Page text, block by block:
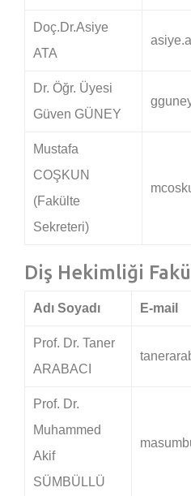
Doç.Dr.Asiye
ATA
Dr. Öğr. Üyesi
Güven GÜNEY
Mustafa
COŞKUN
(Fakülte
Sekreteri)
Diş Hekimliği
Adı Soyadı E-mail
Prof. Dr. Taner
ARABACI
Prof. Dr.
Muhammed
Akif
SÜMBÜLLÜ